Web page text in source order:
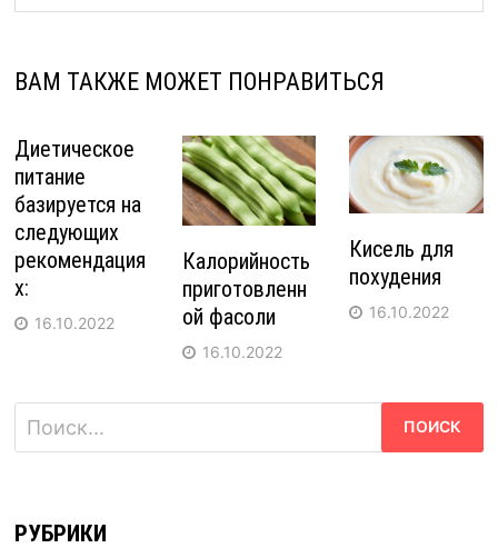
ВАМ ТАКЖЕ МОЖЕТ ПОНРАВИТЬСЯ
Диетическое
питание
базируется на
следующих
рекомендация
х:
16.10.2022
Калорийность
приготовленн
ой фасоли
16.10.2022
Кисель для
похудения
16.10.2022
Найти:
РУБРИКИ